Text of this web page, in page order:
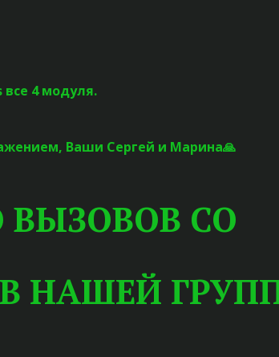
4 модуля.
Ваши Сергей и Марина🙏
СО
НАШЕЙ